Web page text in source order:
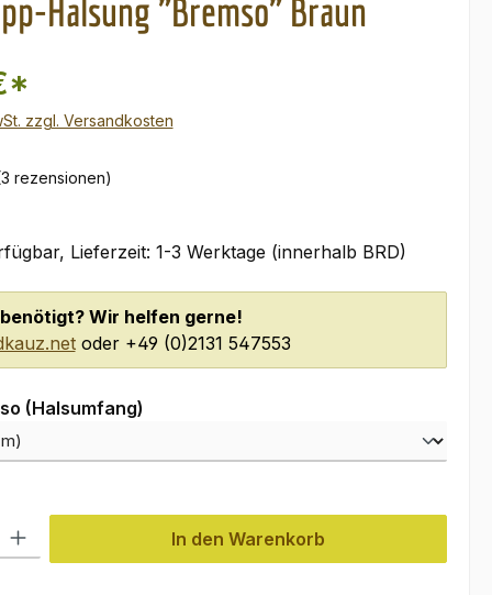
Halsung "Bremso" Braun
zzgl. Versandkosten
rezensionen)
Lieferzeit: 1-3 Werktage (innerhalb BRD)
Wir helfen gerne!
oder +49 (0)2131 547553
(Halsumfang)
In den Warenkorb